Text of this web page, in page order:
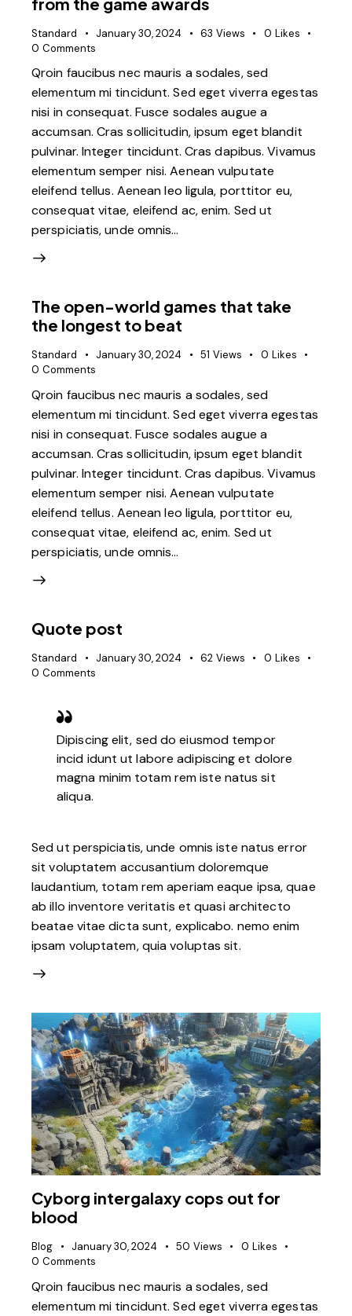
Standard January 30, 2024 63 Views 0 Likes
0 Comments
Qroin faucibus nec mauris a sodales, sed
elementum mi tincidunt. Sed eget viverra egestas
nisi in consequat. Fusce sodales augue a
accumsan. Cras sollicitudin, ipsum eget blandit
pulvinar. Integer tincidunt. Cras dapibus. Vivamus
elementum semper nisi. Aenean vulputate
eleifend tellus. Aenean leo ligula, porttitor eu,
consequat vitae, eleifend ac, enim. Sed ut
perspiciatis, unde omnis…
The open-world games that take
the longest to beat
Standard January 30, 2024 51 Views 0 Likes
0 Comments
Qroin faucibus nec mauris a sodales, sed
elementum mi tincidunt. Sed eget viverra egestas
nisi in consequat. Fusce sodales augue a
accumsan. Cras sollicitudin, ipsum eget blandit
pulvinar. Integer tincidunt. Cras dapibus. Vivamus
elementum semper nisi. Aenean vulputate
eleifend tellus. Aenean leo ligula, porttitor eu,
consequat vitae, eleifend ac, enim. Sed ut
perspiciatis, unde omnis…
Quote post
Standard January 30, 2024 62 Views 0 Likes
0 Comments
Dipiscing elit, sed do eiusmod tempor
incid idunt ut labore adipiscing et dolore
magna minim totam rem iste natus sit
aliqua.
Sed ut perspiciatis, unde omnis iste natus error
sit voluptatem accusantium doloremque
laudantium, totam rem aperiam eaque ipsa, quae
ab illo inventore veritatis et quasi architecto
beatae vitae dicta sunt, explicabo. nemo enim
ipsam voluptatem, quia voluptas sit.
Cyborg intergalaxy cops out for
blood
Blog January 30, 2024 50 Views 0 Likes
0 Comments
Qroin faucibus nec mauris a sodales, sed
elementum mi tincidunt. Sed eget viverra egestas